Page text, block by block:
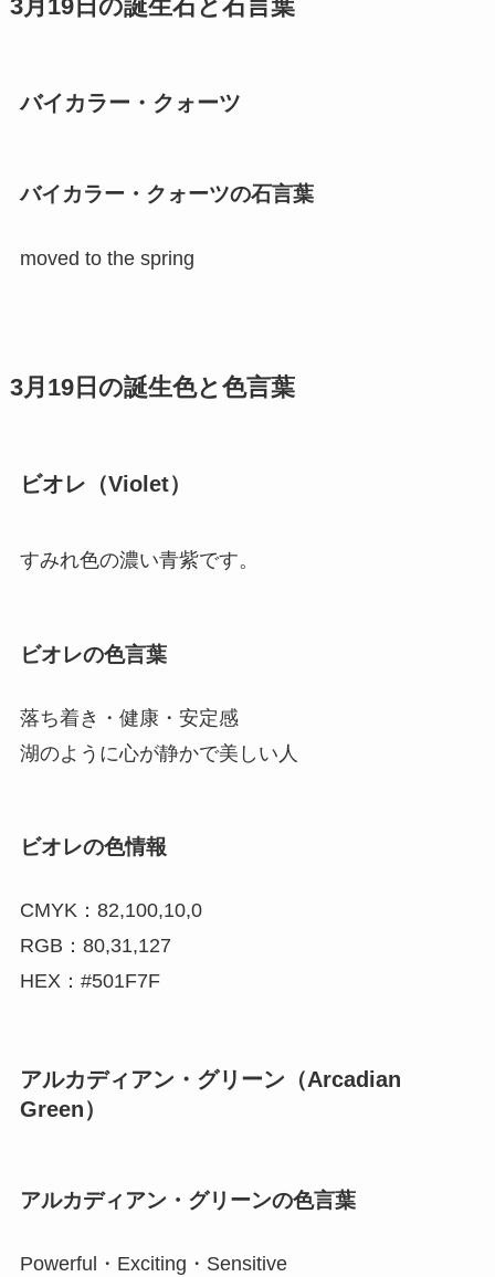
3月19日の誕生石と石言葉
バイカラー・クォーツ
バイカラー・クォーツの石言葉
moved to the spring
3月19日の誕生色と色言葉
ビオレ（Violet）
すみれ色の濃い青紫です。
ビオレの色言葉
落ち着き・健康・安定感
湖のように心が静かで美しい人
ビオレの色情報
CMYK：82,100,10,0
RGB：80,31,127
HEX：#501F7F
アルカディアン・グリーン（Arcadian
Green）
アルカディアン・グリーンの色言葉
Powerful・Exciting・Sensitive